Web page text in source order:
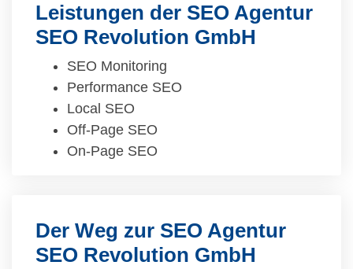
Leistungen der SEO Agentur
SEO Revolution GmbH
SEO Monitoring
Performance SEO
Local SEO
Off-Page SEO
On-Page SEO
Der Weg zur SEO Agentur
SEO Revolution GmbH